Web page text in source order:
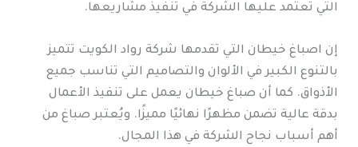
التي تعتمد عليها الشركة في تنفيذ مشاريعها.
إن اصباغ خيطان التي تقدمها شركة رواد الكويت تتميز
بالتنوع الكبير في الألوان والتصاميم التي تناسب جميع
الأذواق. كما أن صباغ خيطان يعمل على تنفيذ الأعمال
بدقة عالية تضمن مظهرًا نهائيًا مميزًا. ويُعتبر صباغ من
أهم أسباب نجاح الشركة في هذا المجال.